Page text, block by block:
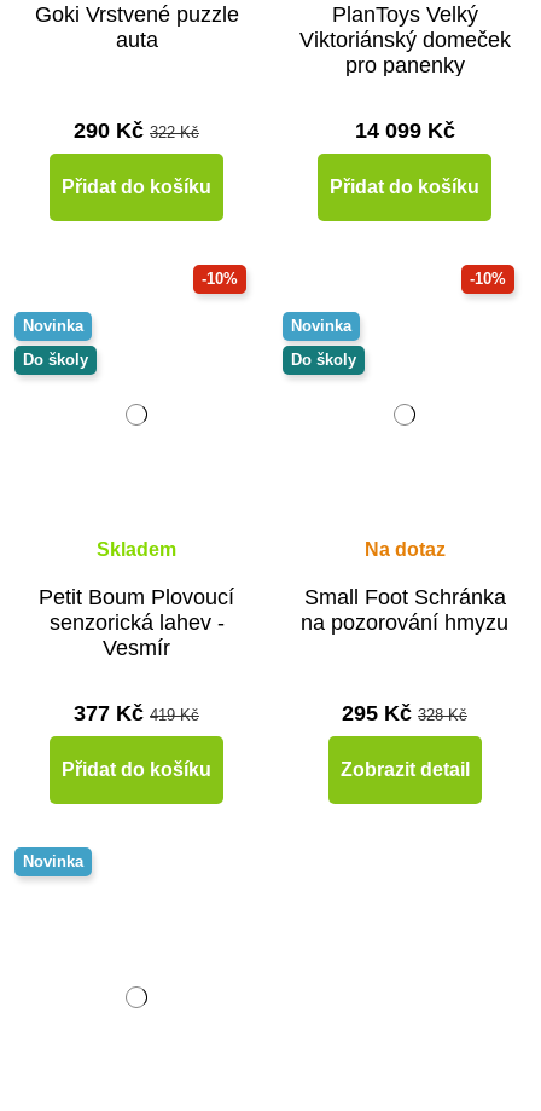
Goki Vrstvené puzzle
auta
290 Kč 322 Kč
Přidat do košíku
PlanToys Velký
Viktoriánský domeček
pro panenky
14 099 Kč
Přidat do košíku
-10%
Novinka
Do školy
Skladem
Petit Boum Plovoucí
senzorická lahev -
Vesmír
377 Kč 419 Kč
Přidat do košíku
-10%
Novinka
Do školy
Na dotaz
Small Foot Schránka
na pozorování hmyzu
295 Kč 328 Kč
Zobrazit detail
Novinka